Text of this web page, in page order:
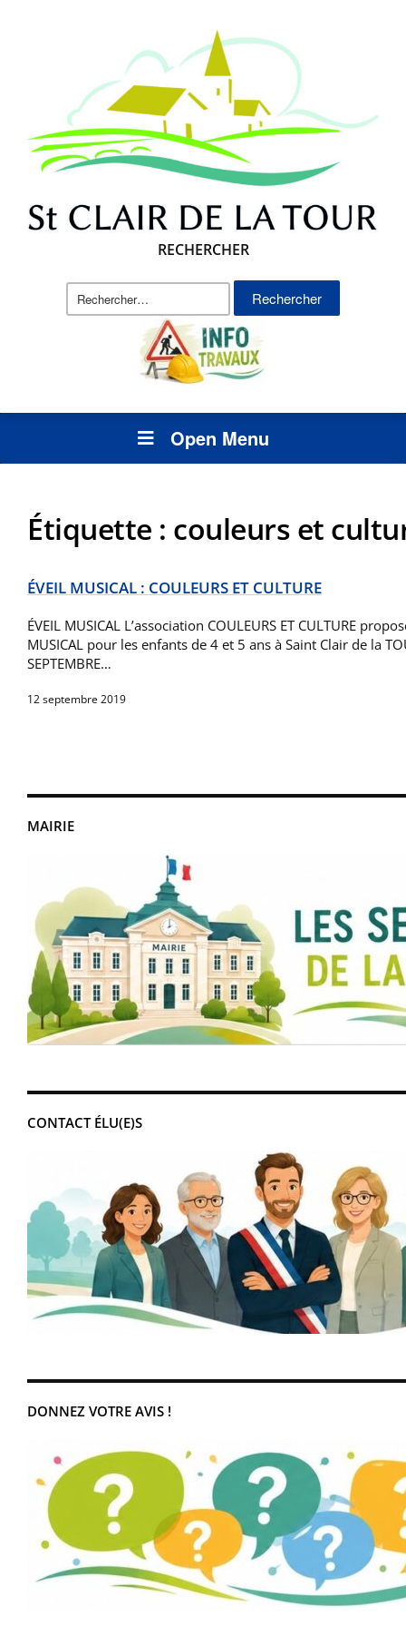
RECHERCHER
Rechercher :
Open Menu
MAIRIE
CONTACT ÉLU(E)S
DONNEZ VOTRE AVIS !
Étiquette : couleurs et
ÉVEIL MUSICAL : COULEURS ET CULTURE
ÉVEIL MUSICAL L’association COULEURS ET CULTURE
MUSICAL pour les enfants de 4 et 5 ans à Saint Clair de la
SEPTEMBRE…
12 septembre 2019